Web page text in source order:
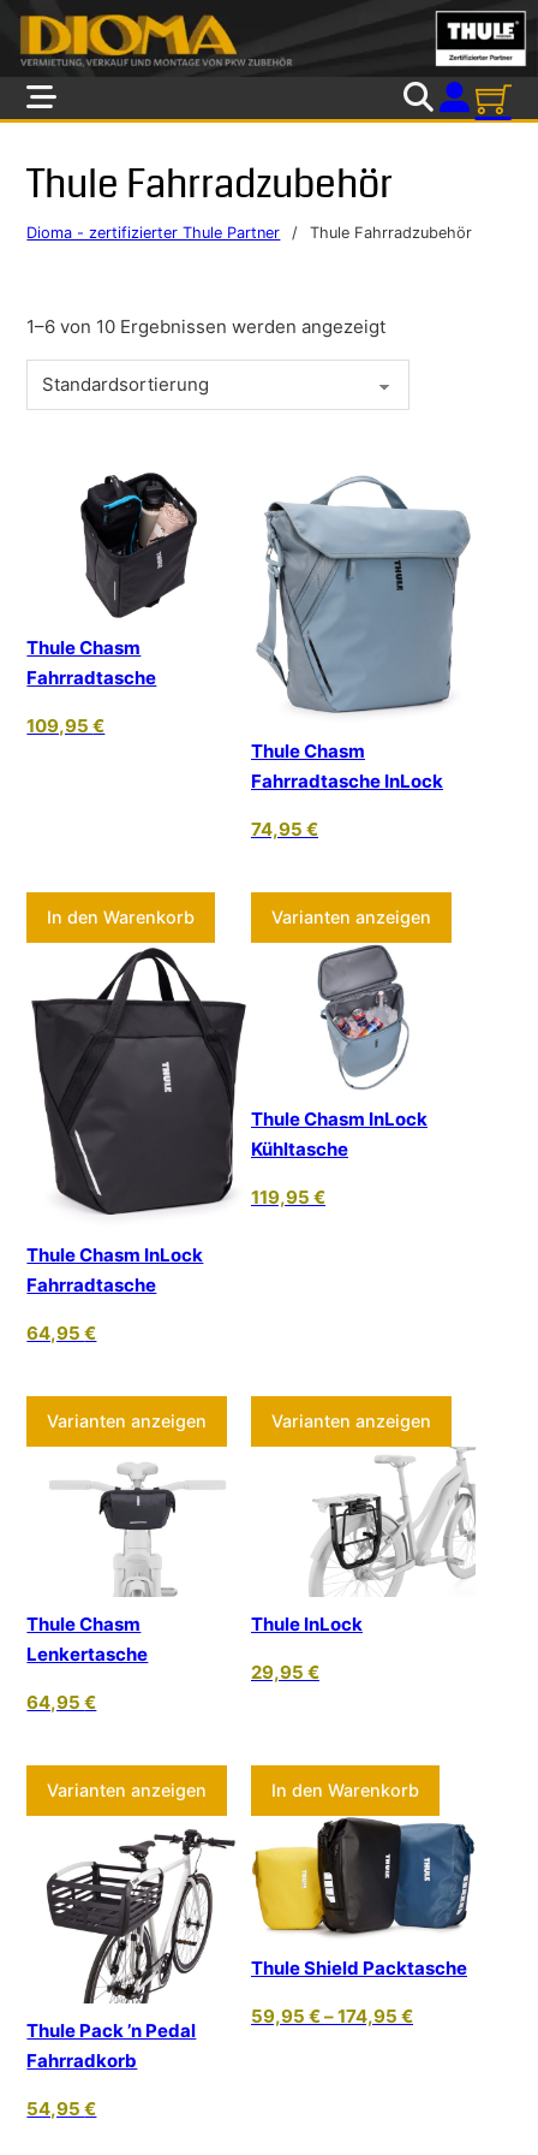
Skip to main content
Skip to footer
Thule Fahrradzubehör
Dioma - zertifizierter Thule Partner / Thule Fahrradzubehör
1–6 von 10 Ergebnissen werden angezeigt
Thule Chasm
Fahrradtasche
109,95€
In den Warenkorb
Thule Chasm
Fahrradtasche InLock
74,95 €
Varianten anzeigen
Thule Chasm InLock
Fahrradtasche
64,95€
Varianten anzeigen Dieses Produkt weist mehrere
Thule Chasm InLock
Kühltasche
119,95 €
Varianten anzeigen
Thule Chasm
Lenkertasche
64,95€
Varianten anzeigen Dieses Produkt weist mehrere
Thule InLock
29,95 €
In den Warenkorb
Thule Pack ’n Pedal
Fahrradkorb
54,95€
Thule Shield Packtasche
59,95 €–174,95 €